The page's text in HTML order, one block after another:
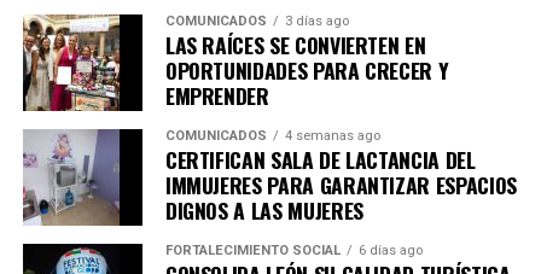
COMUNICADOS 3 días ago
LAS RAÍCES SE CONVIERTEN EN
OPORTUNIDADES PARA CRECER Y
EMPRENDER
COMUNICADOS 4 semanas ago
CERTIFICAN SALA DE LACTANCIA DEL
IMMUJERES PARA GARANTIZAR ESPACIOS
DIGNOS A LAS MUJERES
FORTALECIMIENTO SOCIAL 6 días ago